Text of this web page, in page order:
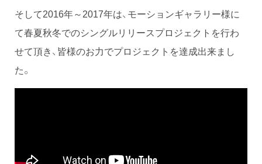
そして2016年～2017年は、モーションギャラリー様に
て春夏秋冬でのシングルリリースプロジェクトを行わ
せて頂き、皆様のお力でプロジェクトを達成出来まし
た。